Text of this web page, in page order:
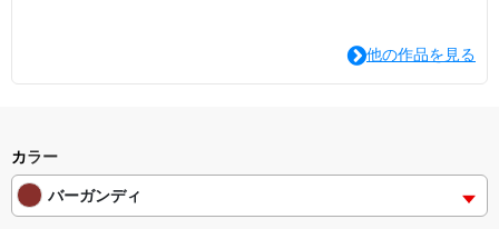
他の作品を見る
カラー
バーガンディ